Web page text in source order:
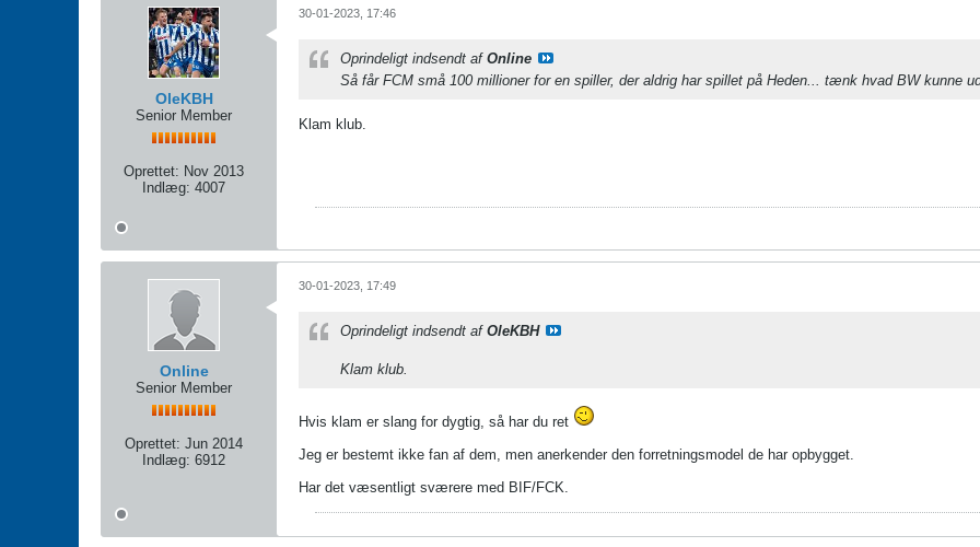
OleKBH
Senior Member
Oprettet: Nov 2013
Indlæg: 4007
30-01-2023, 17:46
Oprindeligt indsendt af Online
Så får FCM små 100 millioner for en spiller, der aldrig har spillet på Heden... tænk hvad BW kunne
Klam klub.
Online
Senior Member
Oprettet: Jun 2014
Indlæg: 6912
30-01-2023, 17:49
Oprindeligt indsendt af OleKBH
Klam klub.
Hvis klam er slang for dygtig, så har du ret
Jeg er bestemt ikke fan af dem, men anerkender den forretningsmodel de har opbygget.
Har det væsentligt sværere med BIF/FCK.